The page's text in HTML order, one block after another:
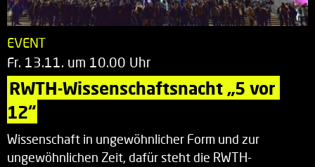
EVENT
Fr. 13.11. um 10.00 Uhr
RWTH-Wissenschaftsnacht „5 vor
12“
Wissenschaft in ungewöhnlicher Form und zur
ungewöhnlichen Zeit, dafür steht die RWTH-